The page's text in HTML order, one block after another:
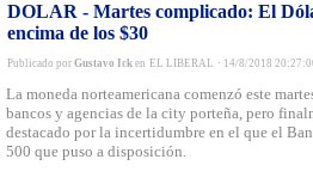
DOLAR - Martes complicado: El
encima de los $30
Publicado por Gustavo Ick en EL LIBERAL · 14/8/2018
La moneda norteamericana comenzó este
bancos y agencias de la city porteña, pero
destacado por la incertidumbre en el que el
500 que puso a disposición.